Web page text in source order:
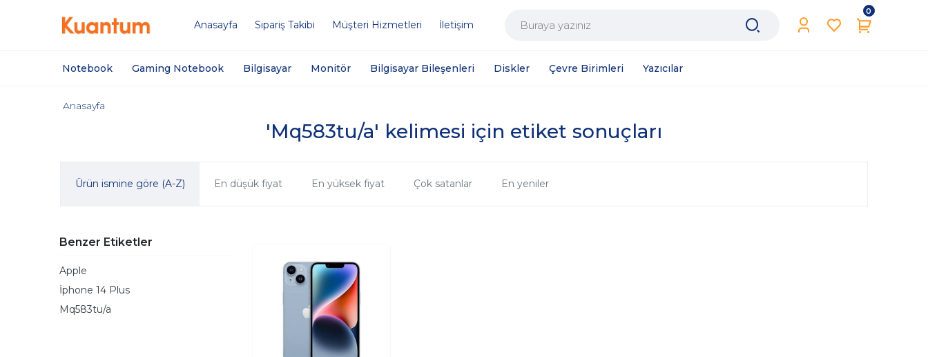
Anasayfa Sipariş Takibi Müşteri Hizmetleri İletişim
0
Notebook Gaming Notebook Bilgisayar Monitör Bilgisayar Bileşenleri Diskler Çevre Birimleri Yazıcılar
'Mq583tu/a' kelimesi için etiket sonuçları
Anasayfa
Ürün ismine göre (A-Z) En düşük fiyat En yüksek fiyat Çok satanlar En yeniler
Benzer Etiketler
Apple
İphone 14 Plus
Mq583tu/a